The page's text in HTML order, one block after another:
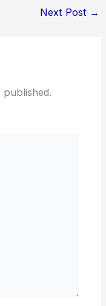
Next Post →
published.